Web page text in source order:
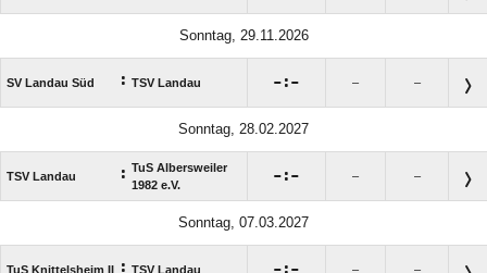
Sonntag, 29.11.2026
SV Landau Süd : TSV Landau : – –
Sonntag, 28.02.2027
TSV Landau : TuS Albersweiler
1982 e.V.
: – –
Sonntag, 07.03.2027
TuS Knittelsheim II : TSV Landau – –